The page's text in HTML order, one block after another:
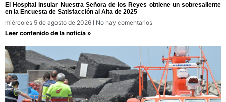
El Hospital insular Nuestra Señora de los Reyes obtiene un sobresaliente
en la Encuesta de Satisfacción al Alta de 2025
miércoles 5 de agosto de 2026
No hay comentarios
Leer contenido de la noticia »